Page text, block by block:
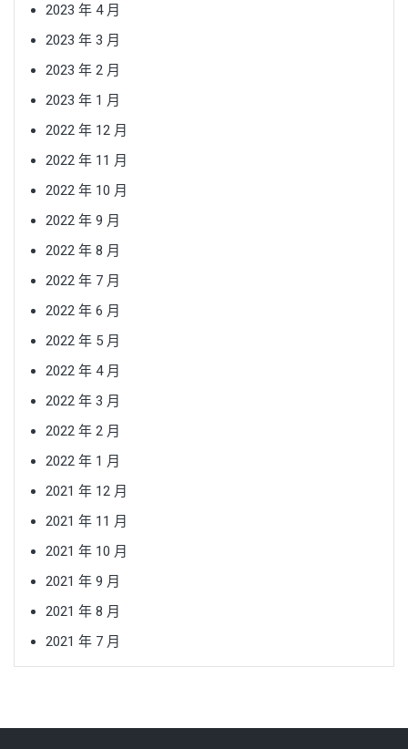
2023 年 4 月
2023 年 3 月
2023 年 2 月
2023 年 1 月
2022 年 12 月
2022 年 11 月
2022 年 10 月
2022 年 9 月
2022 年 8 月
2022 年 7 月
2022 年 6 月
2022 年 5 月
2022 年 4 月
2022 年 3 月
2022 年 2 月
2022 年 1 月
2021 年 12 月
2021 年 11 月
2021 年 10 月
2021 年 9 月
2021 年 8 月
2021 年 7 月